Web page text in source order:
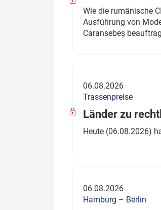
Wie die rumänische
Ausführung von
Caransebeș
06.08.2026
Trassenpreise
Länder zu
Heute (06.08.2026)
06.08.2026
Hamburg – Berlin